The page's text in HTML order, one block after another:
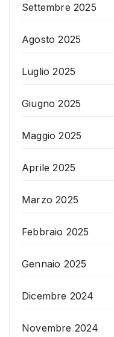
Settembre 2025
Agosto 2025
Luglio 2025
Giugno 2025
Maggio 2025
Aprile 2025
Marzo 2025
Febbraio 2025
Gennaio 2025
Dicembre 2024
Novembre 2024